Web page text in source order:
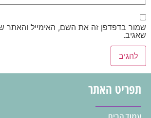
שמור בדפדפן זה את השם, האימייל והאתר
שאגיב.
תפריט האתר